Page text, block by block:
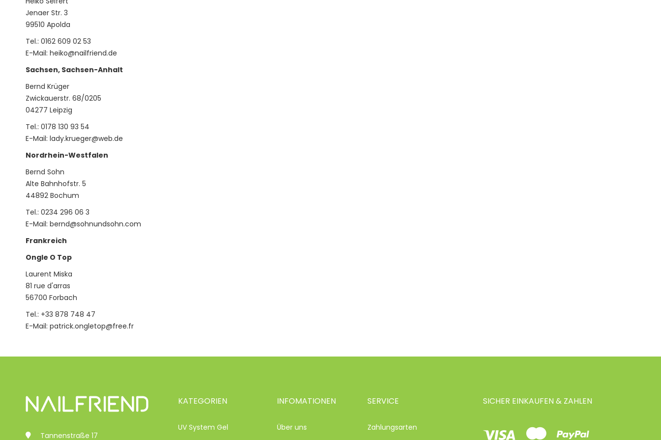
Jenaer Str. 3
99510 Apolda
Tel.: 0162 609 02 53
E-Mail: heiko@nailfriend.de
Sachsen, Sachsen-Anhalt
Bernd Krüger
Zwickauerstr. 68/0205
04277 Leipzig
Tel.: 0178 130 93 54
E-Mail: lady.krueger@web.de
Nordrhein-Westfalen
Bernd Sohn
Alte Bahnhofstr. 5
44892 Bochum
Tel.: 0234 296 06 3
E-Mail: bernd@sohnundsohn.com
Frankreich
Ongle O Top
Laurent Miska
81 rue d'arras
56700 Forbach
Tel.: +33 878 748 47
E-Mail: patrick.ongletop@free.fr
Tannenstraße 17
KATEGORIEN
UV System Gel
INFOMATIONEN
Über uns
SERVICE
Zahlungsarten
SICHER EINKAUFEN & ZAHLEN
Visa Mastercard
Paypal